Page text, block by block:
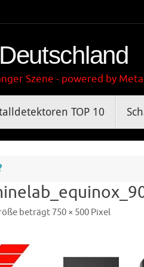
Szene - powered by
TOP 10
beträgt 750 × 500Pixel